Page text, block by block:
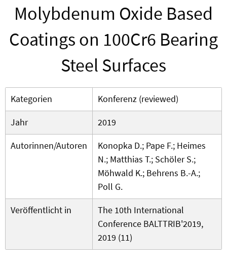
Molybdenum Oxide Based
Coatings on 100Cr6 Bearing
Steel Surfaces
Kategorien
Konferenz (reviewed)
Jahr
2019
Autorinnen/Autoren
Konopka D.; Pape F.; Heimes
N.; Matthias T.; Schöler S.;
Möhwald K.; Behrens B.-A.;
Poll G.
Veröffentlicht in
The 10th International
Conference BALTTRIB'2019,
2019 (11)